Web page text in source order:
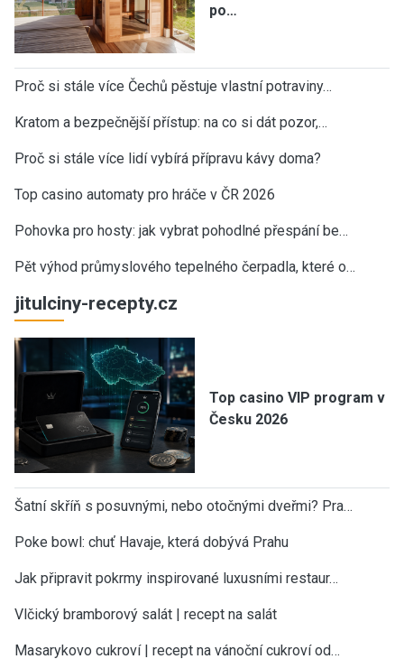
po…
Proč si stále více Čechů pěstuje vlastní potraviny…
Kratom a bezpečnější přístup: na co si dát pozor,…
Proč si stále více lidí vybírá přípravu kávy doma?
Top casino automaty pro hráče v ČR 2026
Pohovka pro hosty: jak vybrat pohodlné přespání be…
Pět výhod průmyslového tepelného čerpadla, které o…
jitulciny-recepty.cz
Top casino VIP program v
Česku 2026
Šatní skříň s posuvnými, nebo otočnými dveřmi? Pra…
Poke bowl: chuť Havaje, která dobývá Prahu
Jak připravit pokrmy inspirované luxusními restaur…
Vlčický bramborový salát | recept na salát
Masarykovo cukroví | recept na vánoční cukroví od…